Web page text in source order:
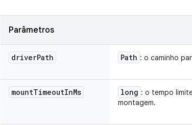
Parâmetros
driverPath Path : o caminho
mountTimeoutInMs long : o tempo
montagem.